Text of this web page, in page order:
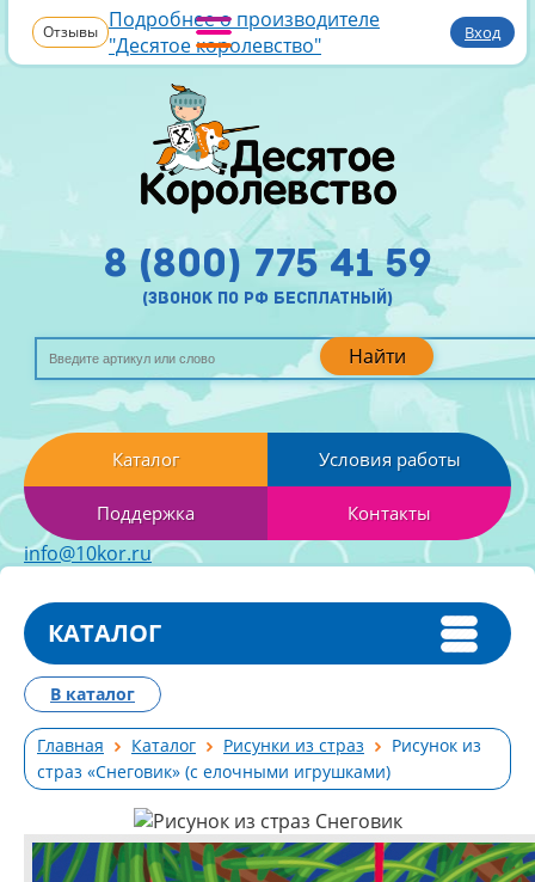
Отзывы Подробнее о производителе
"Десятое королевство"
Вход
Найти
8 (800) 775 41 59
(звонок по рф бесплатный)
Каталог Условия работы
Поддержка Контакты
info@10kor.ru
КАТАЛОГ
Главная Каталог Рисунки из страз
Рисунок из
страз «Снеговик» (с елочными игрушками)
В каталог